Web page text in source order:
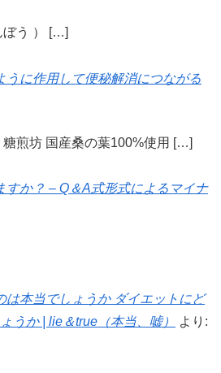
ぼう ） […]
うに作用して便秘解消につながる
煎坊 国産桑の葉100%使用 […]
すか？ – Q＆A式形式によるマイナ
は本当でしょうか ダイエットにど
うか | lie＆true（本当、嘘）
より: